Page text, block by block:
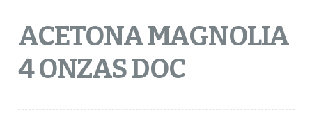
ACETONA MAGNOLIA
4 ONZAS DOC